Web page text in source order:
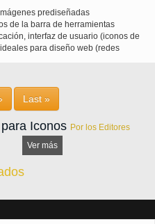
prediseñadas
de la barra de herramientas
interfaz de usuario (iconos de
para diseño web (redes
para cualquier diseñador
una variedad de formatos y
Last »
Iconos Por los Editores
Ver más